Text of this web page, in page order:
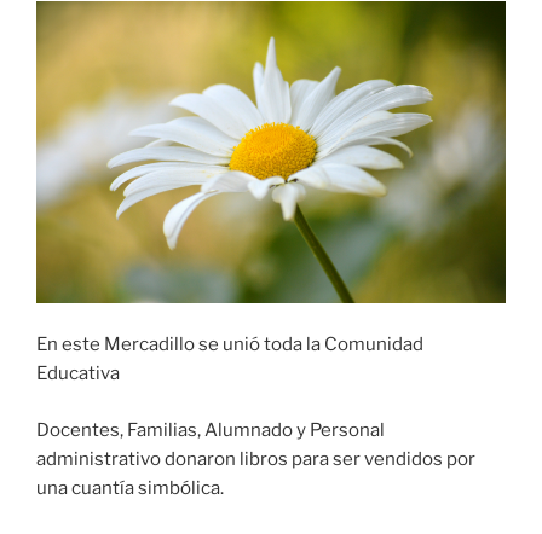
En este Mercadillo se unió toda la Comunidad
Educativa
Docentes, Familias, Alumnado y Personal
administrativo donaron libros para ser vendidos por
una cuantía simbólica.